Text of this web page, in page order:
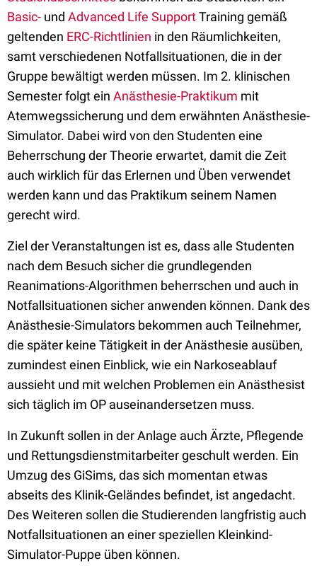
Basic- und Advanced Life SupportTraining gemäß
geltenden ERC-Richtlinien in den Räumlichkeiten,
samt verschiedenen Notfallsituationen, die in der
Gruppe bewältigt werden müssen. Im 2. klinischen
Semester folgt ein Anästhesie-Praktikum mit
Atemwegssicherung und dem erwähnten Anästhesie-
Simulator. Dabei wird von den Studenten eine
Beherrschung der Theorie erwartet, damit die Zeit
auch wirklich für das Erlernen und Üben verwendet
werden kann und das Praktikum seinem Namen
gerecht wird.
Ziel der Veranstaltungen ist es, dass alle Studenten
nach dem Besuch sicher die grundlegenden
Reanimations-Algorithmen beherrschen und auch in
Notfallsituationen sicher anwenden können. Dank des
Anästhesie-Simulators bekommen auch Teilnehmer,
die später keine Tätigkeit in der Anästhesie ausüben,
zumindest einen Einblick, wie ein Narkoseablauf
aussieht und mit welchen Problemen ein Anästhesist
sich täglich im OP auseinandersetzen muss.
In Zukunft sollen in der Anlage auch Ärzte, Pflegende
und Rettungsdienstmitarbeiter geschult werden. Ein
Umzug des GiSims, das sich momentan etwas
abseits des Klinik-Geländes befindet, ist angedacht.
Des Weiteren sollen die Studierenden langfristig auch
Notfallsituationen an einer speziellen Kleinkind-
Simulator-Puppe üben können.